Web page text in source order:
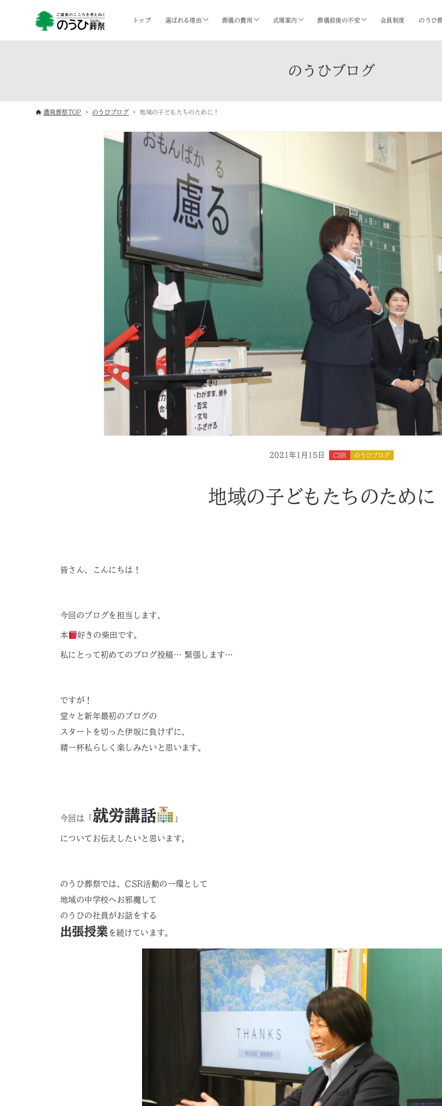
トップ 選ばれる理由 葬儀の費用 式場案内 葬儀前後の不安 会員制度 のうひ
のうひブログ
濃飛葬祭TOP のうひブログ 地域の子どもたちのために！
2021年1月15日 CSR のうひブログ
地域の子どもたちのために
皆さん、こんにちは！
今回のブログを担当します、
本 好きの柴田です。
私にとって初めてのブログ投稿… 緊張します…
ですが！
堂々と新年最初のブログの
スタートを切った伊坂に負けずに、
精一杯私らしく楽しみたいと思います。
今回は「 就労講話 」
についてお伝えしたいと思います。
のうひ葬祭では、CSR活動の一環として
地域の中学校へお邪魔して
のうひの社員がお話をする
出張授業 を続けています。